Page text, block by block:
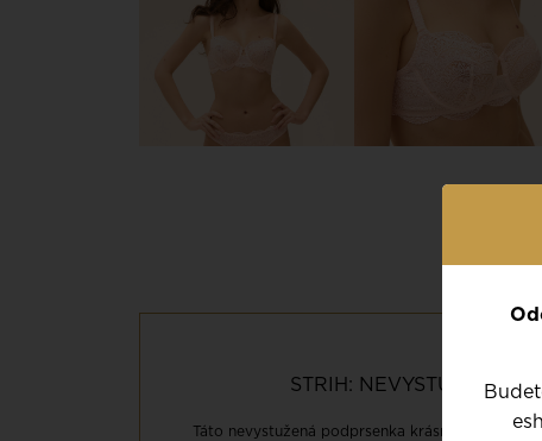
STRIH: NEVYSTUŽENÝ
Táto nevystužená podprsenka krásne nadvihne